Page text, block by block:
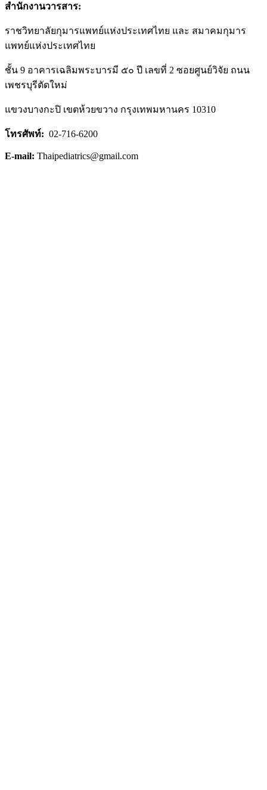
สำนักงานวารสาร:
ราชวิทยาลัยกุมารแพทย์แห่งประเทศไทย และ สมาคมกุมาร
แพทย์แห่งประเทศไทย
ชั้น 9 อาคารเฉลิมพระบารมี ๕๐ ปี เลขที่ 2 ซอยศูนย์วิจัย ถนน
เพชรบุรีตัดใหม่
แขวงบางกะปิ เขตห้วยขวาง กรุงเทพมหานคร 10310
โทรศัพท์: 02-716-6200
E-mail: Thaipediatrics@gmail.com